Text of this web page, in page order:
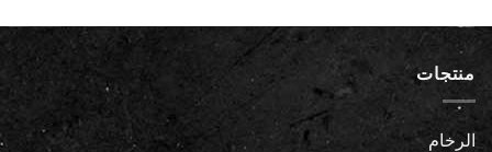
منتجات
الرخام